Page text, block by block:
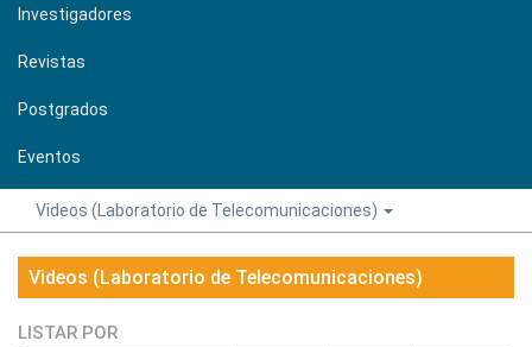
Investigadores
Revistas
Postgrados
Eventos
Videos (Laboratorio de Telecomunicaciones)
Videos (Laboratorio de Telecomunicaciones)
LISTAR POR